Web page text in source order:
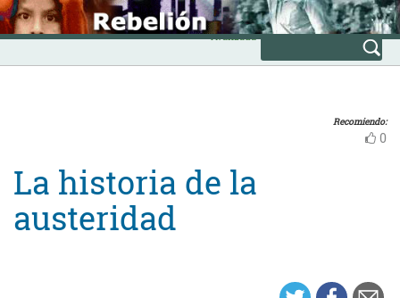
Skip
to
content
INICIO
Avanzada
Recomiendo:
0
La historia de la
austeridad